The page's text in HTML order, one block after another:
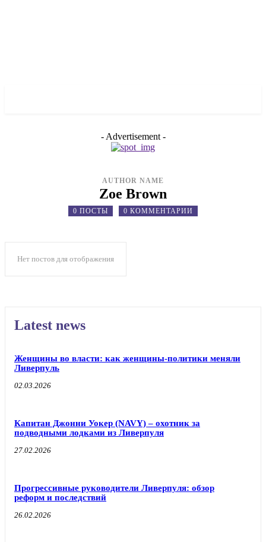
- Advertisement -
AUTHOR NAME
Zoe Brown
0 ПОСТЫ 0 КОММЕНТАРИИ
Нет постов для отображения
Latest news
Женщины во власти: как женщины-политики меняли
Ливерпуль
02.03.2026
Капитан Джонни Уокер (NAVY) – охотник за
подводными лодками из Ливерпуля
27.02.2026
Прогрессивные руководители Ливерпуля: обзор
реформ и последствий
26.02.2026